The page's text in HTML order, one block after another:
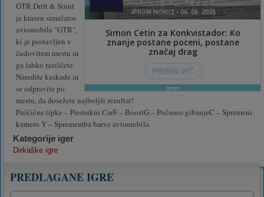
GTR Drift & Stunt
je krasen simulator
avtomobila "GTR",
ki je postavljen v
čudovitem mestu in
ga lahko raziščete.
Naredite kaskade in
se odpravite po
mestu, da dosežete najboljši rezultat!
Puščične tipke – Premakni CarF – BoostG – Počasno gibanjeC – Spremeni
kamero Y – Sprememba barve avtomobila
Kategorije iger
Dirkaške igre
PREDLAGANE IGRE